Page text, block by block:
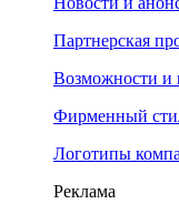
Партнерская
Возможности и
Фирменный
Логотипы
Реклама